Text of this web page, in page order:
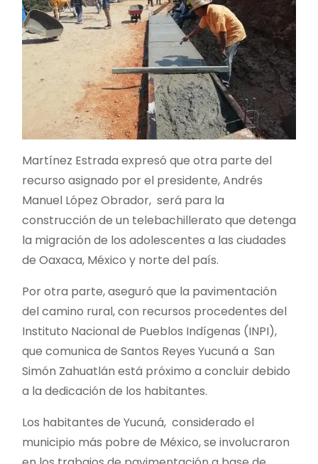
Martínez Estrada expresó que otra parte del
recurso asignado por el presidente, Andrés
Manuel López Obrador, será para la
construcción de un telebachillerato que detenga
la migración de los adolescentes a las ciudades
de Oaxaca, México y norte del país.
Por otra parte, aseguró que la pavimentación
del camino rural, con recursos procedentes del
Instituto Nacional de Pueblos Indígenas (INPI),
que comunica de Santos Reyes Yucuná a San
Simón Zahuatlán está próximo a concluir debido
a la dedicación de los habitantes.
Los habitantes de Yucuná, considerado el
municipio más pobre de México, se involucraron